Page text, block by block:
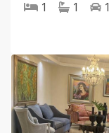
1 1 1